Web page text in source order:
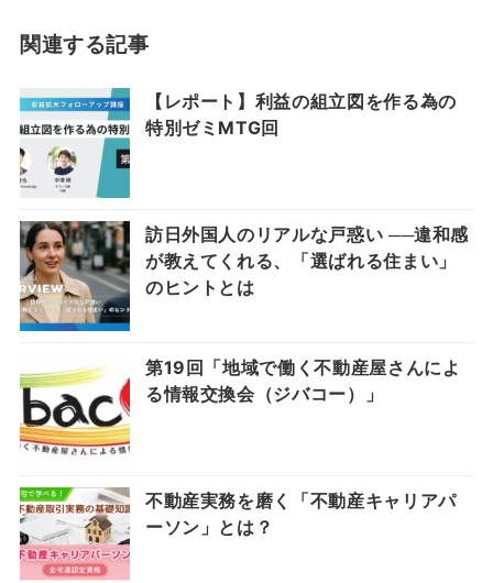
関連する記事
【レポート】利益の組立図を作る為の
特別ゼミMTG回
訪日外国人のリアルな戸惑い ──違和感
が教えてくれる、「選ばれる住まい」
のヒントとは
第19回「地域で働く不動産屋さんによ
る情報交換会（ジバコー）」
不動産実務を磨く「不動産キャリアパ
ーソン」とは？